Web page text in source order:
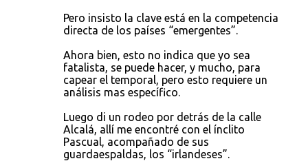
Pero insisto la clave está en la competencia
directa de los países “emergentes”.
Ahora bien, esto no indica que yo sea
fatalista, se puede hacer, y mucho, para
capear el temporal, pero esto requiere un
análisis mas específico.
Luego di un rodeo por detrás de la calle
Alcalá, allí me encontré con el ínclito
Pascual, acompañado de sus
guardaespaldas, los “irlandeses”.